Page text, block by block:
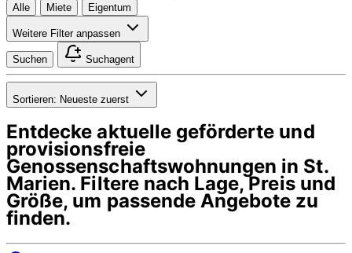
Alle Miete Eigentum
Weitere Filter anpassen
Suchen Suchagent
Sortieren: Neueste zuerst
Entdecke aktuelle geförderte und
provisionsfreie
Genossenschaftswohnungen in St.
Marien. Filtere nach Lage, Preis und
Größe, um passende Angebote zu
finden.